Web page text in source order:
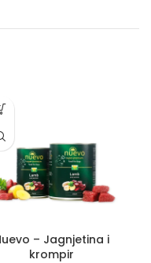
– Jagnjetina i
krompir